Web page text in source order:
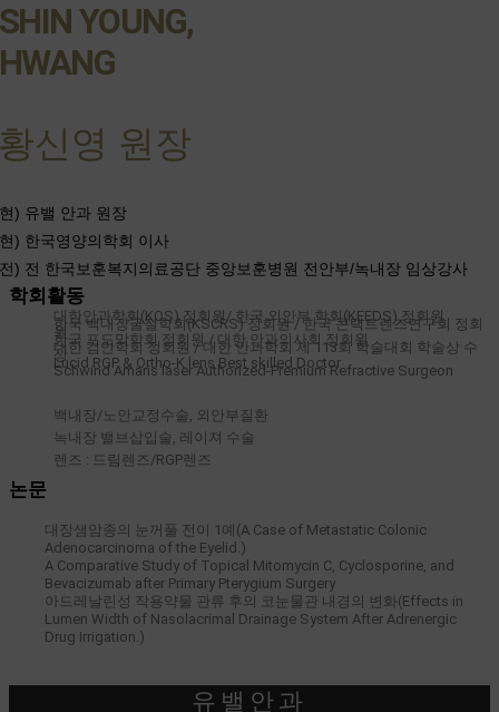
SHIN YOUNG,
HWANG
신영 원장
현) 유밸 안과 원장
현) 한국영양의학회 이사
전) 전 한국보훈복지의료공단 중앙보훈병원 전안부/녹내장 임상강사
학회활동
대한안과학회(KOS) 정회원/ 한국 외안부 학회(KEEDS) 정회원
한국 백내장굴절학회(KSCRS) 정회원 / 한국 콘택트렌즈연구회 정회
원
한국 포도막학회 정회원 / 대한 안과의사회 정회원
대한 검안학회 정회원 / 대한 안과학회 제 113회 학술대회 학술상 수
상
Lucid RGP & Ortho-K lens Best skilled Doctor
Schwind Amaris laser Authorized-Premium Refractive Surgeon
백내장/노안교정수술, 외안부질환
녹내장 밸브삽입술, 레이져 수술
렌즈 : 드림렌즈/RGP렌즈
논문
대장샘암종의 눈꺼풀 전이 1예(A Case of Metastatic Colonic
Adenocarcinoma of the Eyelid.)
A Comparative Study of Topical Mitomycin C, Cyclosporine, and
Bevacizumab after Primary Pterygium Surgery
아드레날린성 작용약물 관류 후의 코눈물관 내경의 변화(Effects in
Lumen Width of Nasolacrimal Drainage System After Adrenergic
Drug Irrigation.)
유밸안과